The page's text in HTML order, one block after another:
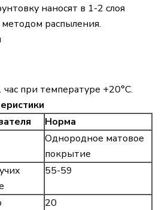
наносят в 1-2 слоя
распыления.
при температуре +20°С.
Норма
Однородное матовое
покрытие
55-59
20